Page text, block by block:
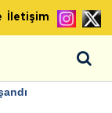
İletişim